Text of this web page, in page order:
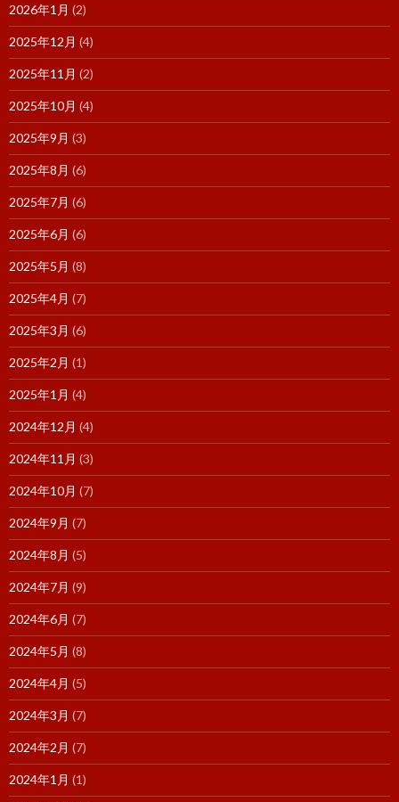
2026年1月 (2)
2025年12月 (4)
2025年11月 (2)
2025年10月 (4)
2025年9月 (3)
2025年8月 (6)
2025年7月 (6)
2025年6月 (6)
2025年5月 (8)
2025年4月 (7)
2025年3月 (6)
2025年2月 (1)
2025年1月 (4)
2024年12月 (4)
2024年11月 (3)
2024年10月 (7)
2024年9月 (7)
2024年8月 (5)
2024年7月 (9)
2024年6月 (7)
2024年5月 (8)
2024年4月 (5)
2024年3月 (7)
2024年2月 (7)
2024年1月 (1)